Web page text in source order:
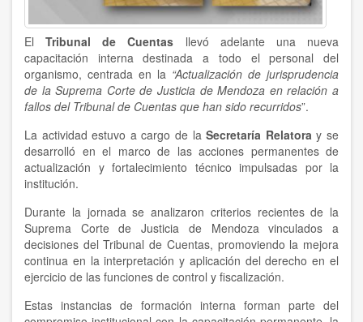
ElTribunal de Cuentas llevó adelante una nueva
capacitación interna destinada a todo el personal del
organismo, centrada en la “Actualización de jurisprudencia
de la Suprema Corte de Justicia de Mendoza en relación a
fallos del Tribunal de Cuentas que han sido recurridos”.
La actividad estuvo a cargo de laSecretaría Relatoray se
desarrolló en el marco de las acciones permanentes de
actualización y fortalecimiento técnico impulsadas por la
institución.
Durante la jornada se analizaron criterios recientes de la
Suprema Corte de Justicia de Mendoza vinculados a
decisiones del Tribunal de Cuentas, promoviendo la mejora
continua en la interpretación y aplicación del derecho en el
ejercicio de las funciones de control y fiscalización.
Estas instancias de formación interna forman parte del